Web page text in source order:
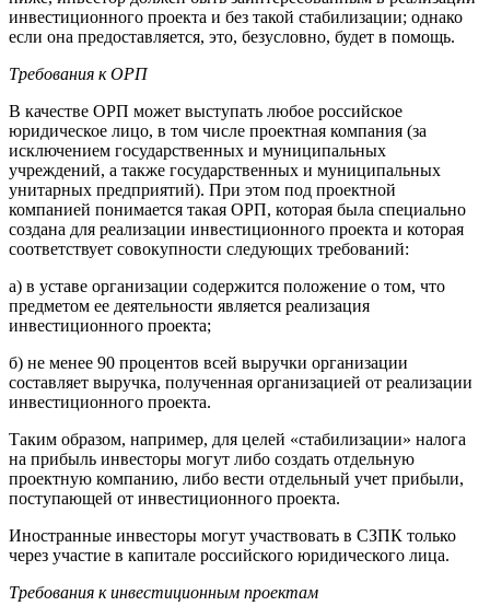
инвестиционного проекта и без такой стабилизации; однако
если она предоставляется, это, безусловно, будет в помощь.
Требования к ОРП
В качестве ОРП может выступать любое российское
юридическое лицо, в том числе проектная компания (за
исключением государственных и муниципальных
учреждений, а также государственных и муниципальных
унитарных предприятий). При этом под проектной
компанией понимается такая ОРП, которая была специально
создана для реализации инвестиционного проекта и которая
соответствует совокупности следующих требований:
а) в уставе организации содержится положение о том, что
предметом ее деятельности является реализация
инвестиционного проекта;
б) не менее 90 процентов всей выручки организации
составляет выручка, полученная организацией от реализации
инвестиционного проекта.
Таким образом, например, для целей «стабилизации» налога
на прибыль инвесторы могут либо создать отдельную
проектную компанию, либо вести отдельный учет прибыли,
поступающей от инвестиционного проекта.
Иностранные инвесторы могут участвовать в СЗПК только
через участие в капитале российского юридического лица.
Требования к инвестиционным проектам